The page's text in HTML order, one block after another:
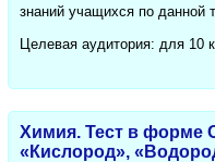
знаний учащихся по данной
Целевая аудитория: для 10
Химия. Тест в форме
«Кислород»,